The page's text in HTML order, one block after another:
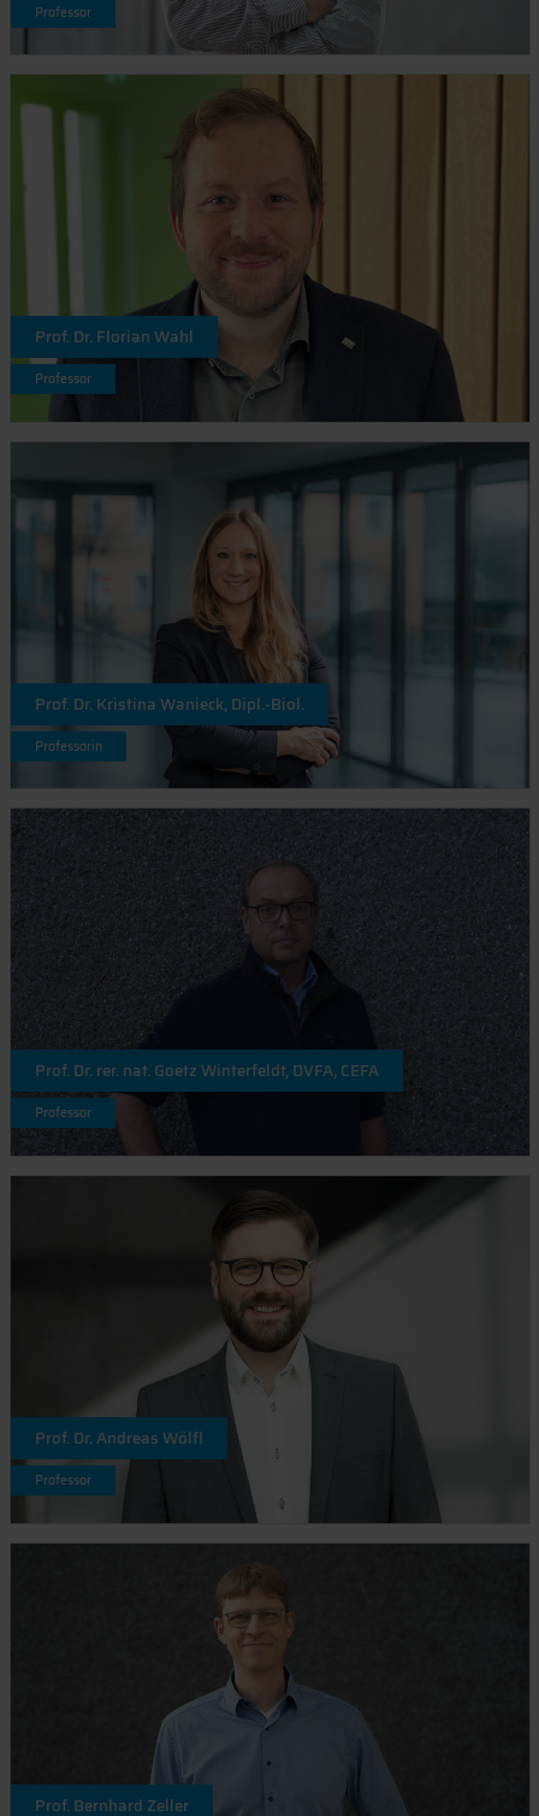
Professor
Prof. Dr. Florian Wahl
Professor
Prof. Dr. Kristina Wanieck, Dipl.-Biol.
Professorin
Prof. Dr. rer. nat. Goetz Winterfeldt, DVFA, CEFA
Professor
Prof. Dr. Andreas Wölfl
Professor
Prof. Bernhard Zeller